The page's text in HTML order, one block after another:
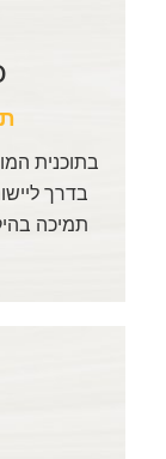
בתוכנית
בדרך
תמיכה